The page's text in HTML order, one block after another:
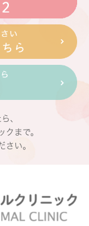
、
クまで。
さい。